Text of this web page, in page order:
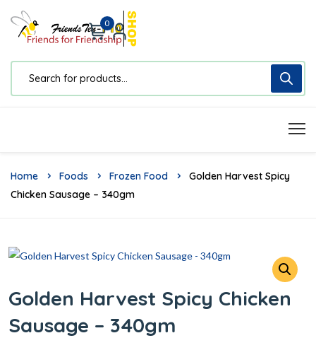
0
Home Foods Frozen Food
Golden Harvest Spicy
Chicken Sausage – 340gm
Golden Harvest Spicy Chicken
Sausage – 340gm